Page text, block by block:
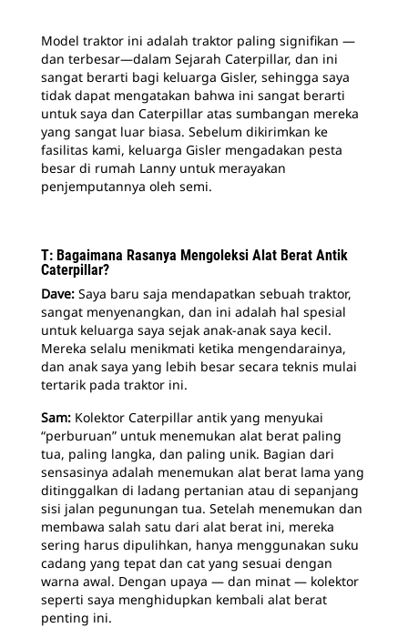
Model traktor ini adalah traktor paling signifikan —
dan terbesar—dalam Sejarah Caterpillar, dan ini
sangat berarti bagi keluarga Gisler, sehingga saya
tidak dapat mengatakan bahwa ini sangat berarti
untuk saya dan Caterpillar atas sumbangan mereka
yang sangat luar biasa. Sebelum dikirimkan ke
fasilitas kami, keluarga Gisler mengadakan pesta
besar di rumah Lanny untuk merayakan
penjemputannya oleh semi.
T: Bagaimana Rasanya Mengoleksi Alat Berat Antik
Caterpillar?
Dave: Saya baru saja mendapatkan sebuah traktor,
sangat menyenangkan, dan ini adalah hal spesial
untuk keluarga saya sejak anak-anak saya kecil.
Mereka selalu menikmati ketika mengendarainya,
dan anak saya yang lebih besar secara teknis mulai
tertarik pada traktor ini.
Sam: Kolektor Caterpillar antik yang menyukai
“perburuan” untuk menemukan alat berat paling
tua, paling langka, dan paling unik. Bagian dari
sensasinya adalah menemukan alat berat lama yang
ditinggalkan di ladang pertanian atau di sepanjang
sisi jalan pegunungan tua. Setelah menemukan dan
membawa salah satu dari alat berat ini, mereka
sering harus dipulihkan, hanya menggunakan suku
cadang yang tepat dan cat yang sesuai dengan
warna awal. Dengan upaya — dan minat — kolektor
seperti saya menghidupkan kembali alat berat
penting ini.